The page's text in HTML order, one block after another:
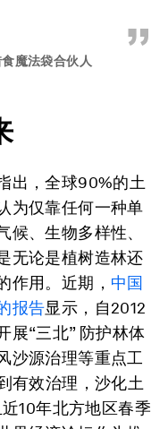
”
魔法袋合伙人
出，全球90%的土
为仅靠任何一种单
候、生物多样性、
无论是植树造林还
作用。近期， 中国
报告显示，自2012
展“三北” 防护林体
沙源治理等重点工
有效治理，沙化土
10年北方地区春季